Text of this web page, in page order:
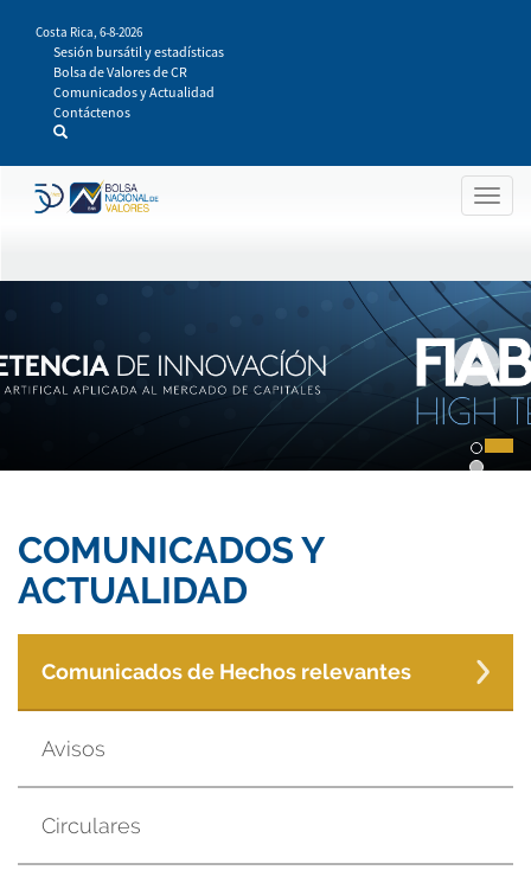
contenido
principal
Costa Rica, 6-8-2026
Sesión bursátil y estadísticas
Bolsa de Valores de CR
Comunicados y Actualidad
Contáctenos
COMUNICADOS Y
ACTUALIDAD
Comunicados de Hechos relevantes
Avisos
Circulares